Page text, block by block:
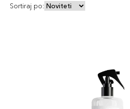
Sortiraj po: